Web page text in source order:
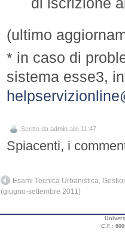
(ultimo
* in caso di
sistema esse3,
Scritto da admin alle 11:47
Spiacenti, i
Esami Tecnica Urbanistica,
(giugno-settembre 2011)
C.F.: